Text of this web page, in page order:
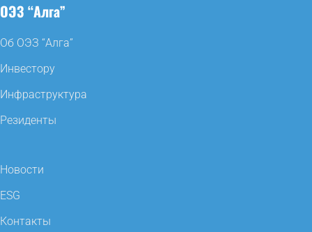
ОЭЗ “Алга”
Об ОЭЗ “Алга”
Инвестору
Инфраструктура
Резиденты
Новости
ESG
Контакты